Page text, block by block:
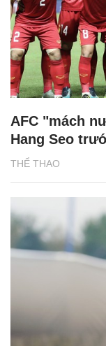
THỂ THAO
AFC "mách
Hang Seo